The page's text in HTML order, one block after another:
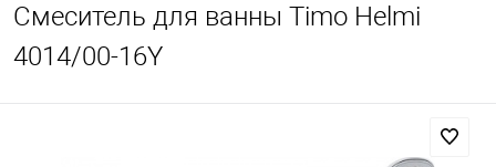
Смеситель для ванны Timo Helmi
4014/00-16Y